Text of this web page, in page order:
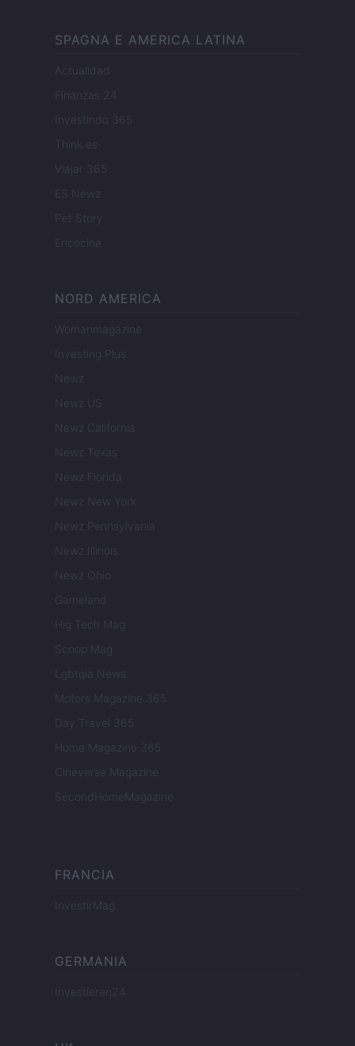
SPAGNA E AMERICA LATINA
Actualidad
Finanzas 24
Investindo 365
Think.es
Viajar 365
ES Newz
Pet Story
Encocina
NORD AMERICA
Womanmagazine
Investing Plus
Newz
Newz US
Newz California
Newz Texas
Newz Florida
Newz New York
Newz Pennsylvania
Newz Illinois
Newz Ohio
Gameland
Hig Tech Mag
Scoop Mag
Lgbtqia News
Motors Magazine 365
Day Travel 365
Home Magazine 365
Cineverse Magazine
SecondHomeMagazine
FRANCIA
InvestirMag
GERMANIA
Investieren24